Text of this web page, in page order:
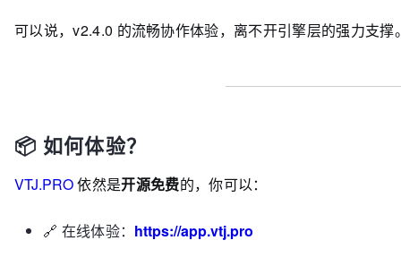
可以说，v2.4.0 的流畅协作体验，离不开引擎层的强力支撑
📦 如何体验？
VTJ.PRO依然是开源免费的，你可以：
🔗 在线体验： https://app.vtj.pro